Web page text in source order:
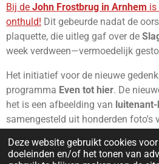
Deze website gebruikt cookies
doeleinden en/of het tonen van
Bij de John Frostbrug in Arnhem is
onthuld! Dit gebeurde nadat de
plaquette, die uitleg gaf over de
week verdween—vermoedelijk
Het initiatief voor de nieuwe
programma Even tot hier. De
het is een afbeelding van
samengesteld uit honderden foto's
eenheid. De gemeente Arnhem
actie en noemde het eenprachtig